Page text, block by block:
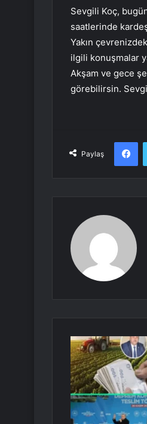
Sevgili Koç,
saatlerinde
Yakın
ilgili konuşmalar
Akşam ve gece
görebilirsin.
Paylaş